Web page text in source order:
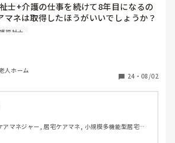
士+介護の仕事を続けて8年目になるの
マネは取得したほうがいいでしょうか？
ので悩んでますが、、 ちなみに今は有
福祉士
人ホーム
24 ・ 08/02
アマネジャー, 居宅ケアマネ, 小規模多機能型居宅介